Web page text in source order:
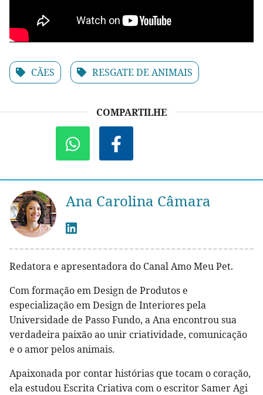
CÃES RESGATE DE ANIMAIS
COMPARTILHE
Ana Carolina Câmara
Redatora e apresentadora do Canal Amo Meu Pet.
Com formação em Design de Produtos e
especialização em Design de Interiores pela
Universidade de Passo Fundo, a Ana encontrou sua
verdadeira paixão ao unir criatividade, comunicação
e o amor pelos animais.
Apaixonada por contar histórias que tocam o coração,
ela estudou Escrita Criativa com o escritor Samer Agi